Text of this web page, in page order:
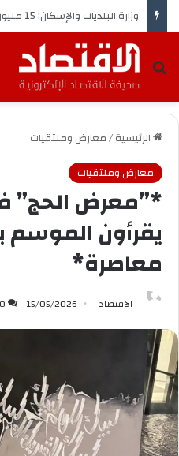
بحث عن
الرئيسية/معارض وملتقيات
معارض وملتقيات
يقرأون الموسم
معاصرة*
الاقتصاد 15/05/2026
0